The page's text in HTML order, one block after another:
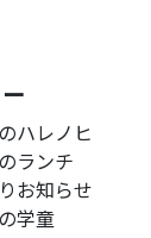
ハレノヒ
ランチ
お知らせ
学童